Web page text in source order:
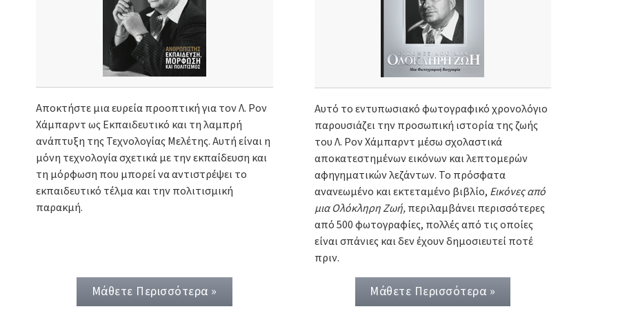
Αποκτήστε μια ευρεία προοπτική για τον Λ. Ρον
Χάμπαρντ ως Εκπαιδευτικό και τη λαμπρή
ανάπτυξη της Τεχνολογίας Μελέτης. Αυτή είναι η
μόνη τεχνολογία σχετικά με την εκπαίδευση και
τη μόρφωση που μπορεί να αντιστρέψει το
εκπαιδευτικό τέλμα και την πολιτισμική
παρακμή.
Μάθετε Περισσότερα »
Αυτό το εντυπωσιακό φωτογραφικό χρονολόγιο
παρουσιάζει την προσωπική ιστορία της ζωής
του Λ. Ρον Χάμπαρντ μέσω σχολαστικά
αποκατεστημένων εικόνων και λεπτομερών
αφηγηματικών λεζάντων. Το πρόσφατα
ανανεωμένο και εκτεταμένο βιβλίο, Εικόνες από
μια Ολόκληρη Ζωή,περιλαμβάνει περισσότερες
από 500 φωτογραφίες, πολλές από τις οποίες
είναι σπάνιες και δεν έχουν δημοσιευτεί ποτέ
πριν.
Μάθετε Περισσότερα »